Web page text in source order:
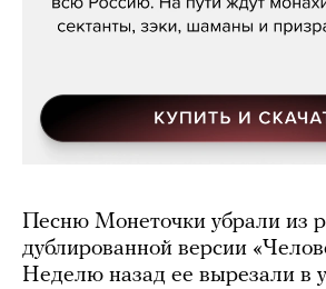
Песню Монеточки убрали из
дублированной версии
Неделю назад ее вырезали в